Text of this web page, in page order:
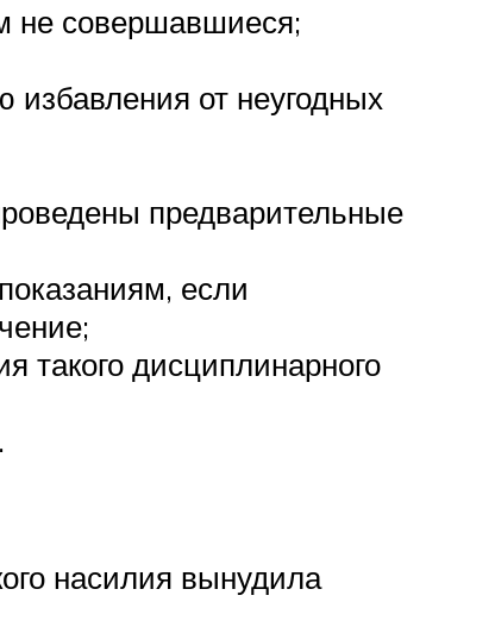
не совершавшиеся;
от неугодных
предварительные
если
такого дисциплинарного
насилия вынудила